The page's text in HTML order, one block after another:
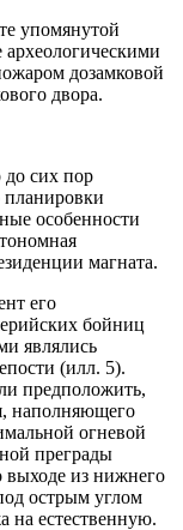
упомянутой
дозамковой
двора.
сих пор
планировки
особенности
магната.
его
бойниц
являлись
(илл. 5).
предположить,
наполняющего
огневой
преграды
выходе из нижнего
острым углом
на естественную.